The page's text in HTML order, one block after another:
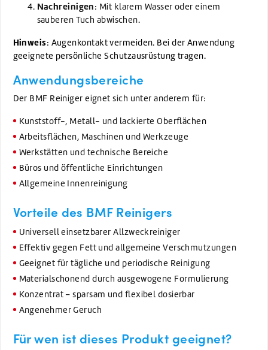
Nachreinigen: Mit klarem Wasser oder einem
sauberen Tuch abwischen.
Hinweis: Augenkontakt vermeiden. Bei der Anwendung
geeignete persönliche Schutzausrüstung tragen.
Anwendungsbereiche
Der BMF Reiniger eignet sich unter anderem für:
Kunststoff-, Metall- und lackierte Oberflächen
Arbeitsflächen, Maschinen und Werkzeuge
Werkstätten und technische Bereiche
Büros und öffentliche Einrichtungen
Allgemeine Innenreinigung
Vorteile des BMF Reinigers
Universell einsetzbarer Allzweckreiniger
Effektiv gegen Fett und allgemeine Verschmutzungen
Geeignet für tägliche und periodische Reinigung
Materialschonend durch ausgewogene Formulierung
Konzentrat – sparsam und flexibel dosierbar
Angenehmer Geruch
Für wen ist dieses Produkt geeignet?